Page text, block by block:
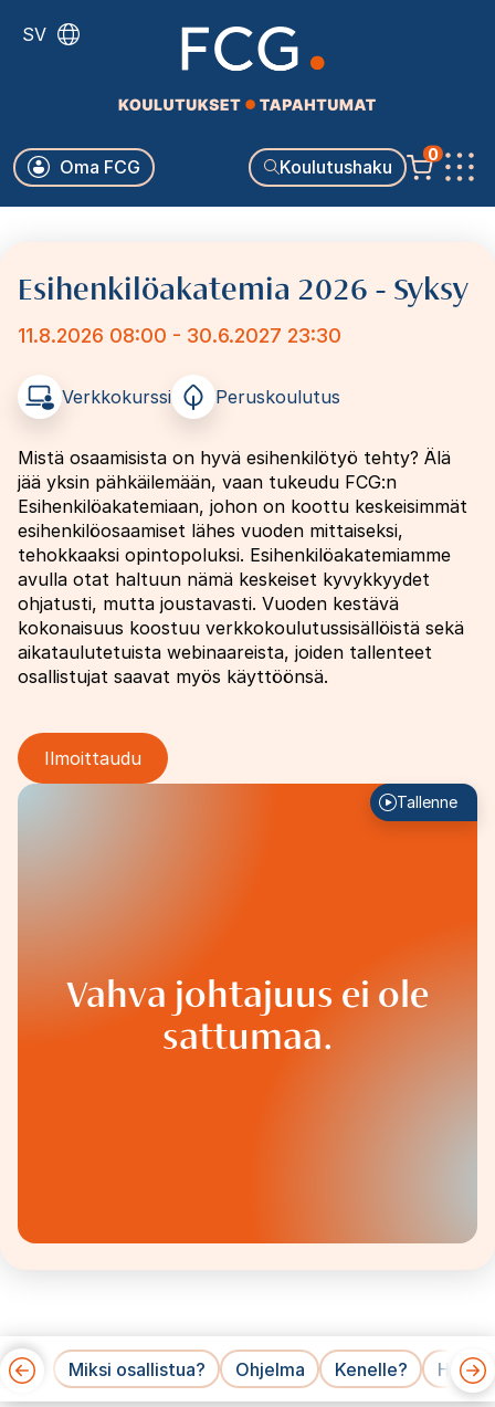
pääsisältöön
SV
Koulutushaku
Käyttäjävalikko
Oma FCG
0
Esihenkilöakatemia 2026 - Syksy
11.8.2026 08:00 - 30.6.2027 23:30
Verkkokurssi Peruskoulutus
Mistä osaamisista on hyvä esihenkilötyö tehty? Älä
jää yksin pähkäilemään, vaan tukeudu FCG:n
Esihenkilöakatemiaan, johon on koottu keskeisimmät
esihenkilöosaamiset lähes vuoden mittaiseksi,
tehokkaaksi opintopoluksi. Esihenkilöakatemiamme
avulla otat haltuun nämä keskeiset kyvykkyydet
ohjatusti, mutta joustavasti. Vuoden kestävä
kokonaisuus koostuu verkkokoulutussisällöistä sekä
aikataulutetuista webinaareista, joiden tallenteet
osallistujat saavat myös käyttöönsä.
Ilmoittaudu
Image
Tallenne
Vahva johtajuus ei ole
sattumaa.
Miksi osallistua? Ohjelma Kenelle? Hinnat